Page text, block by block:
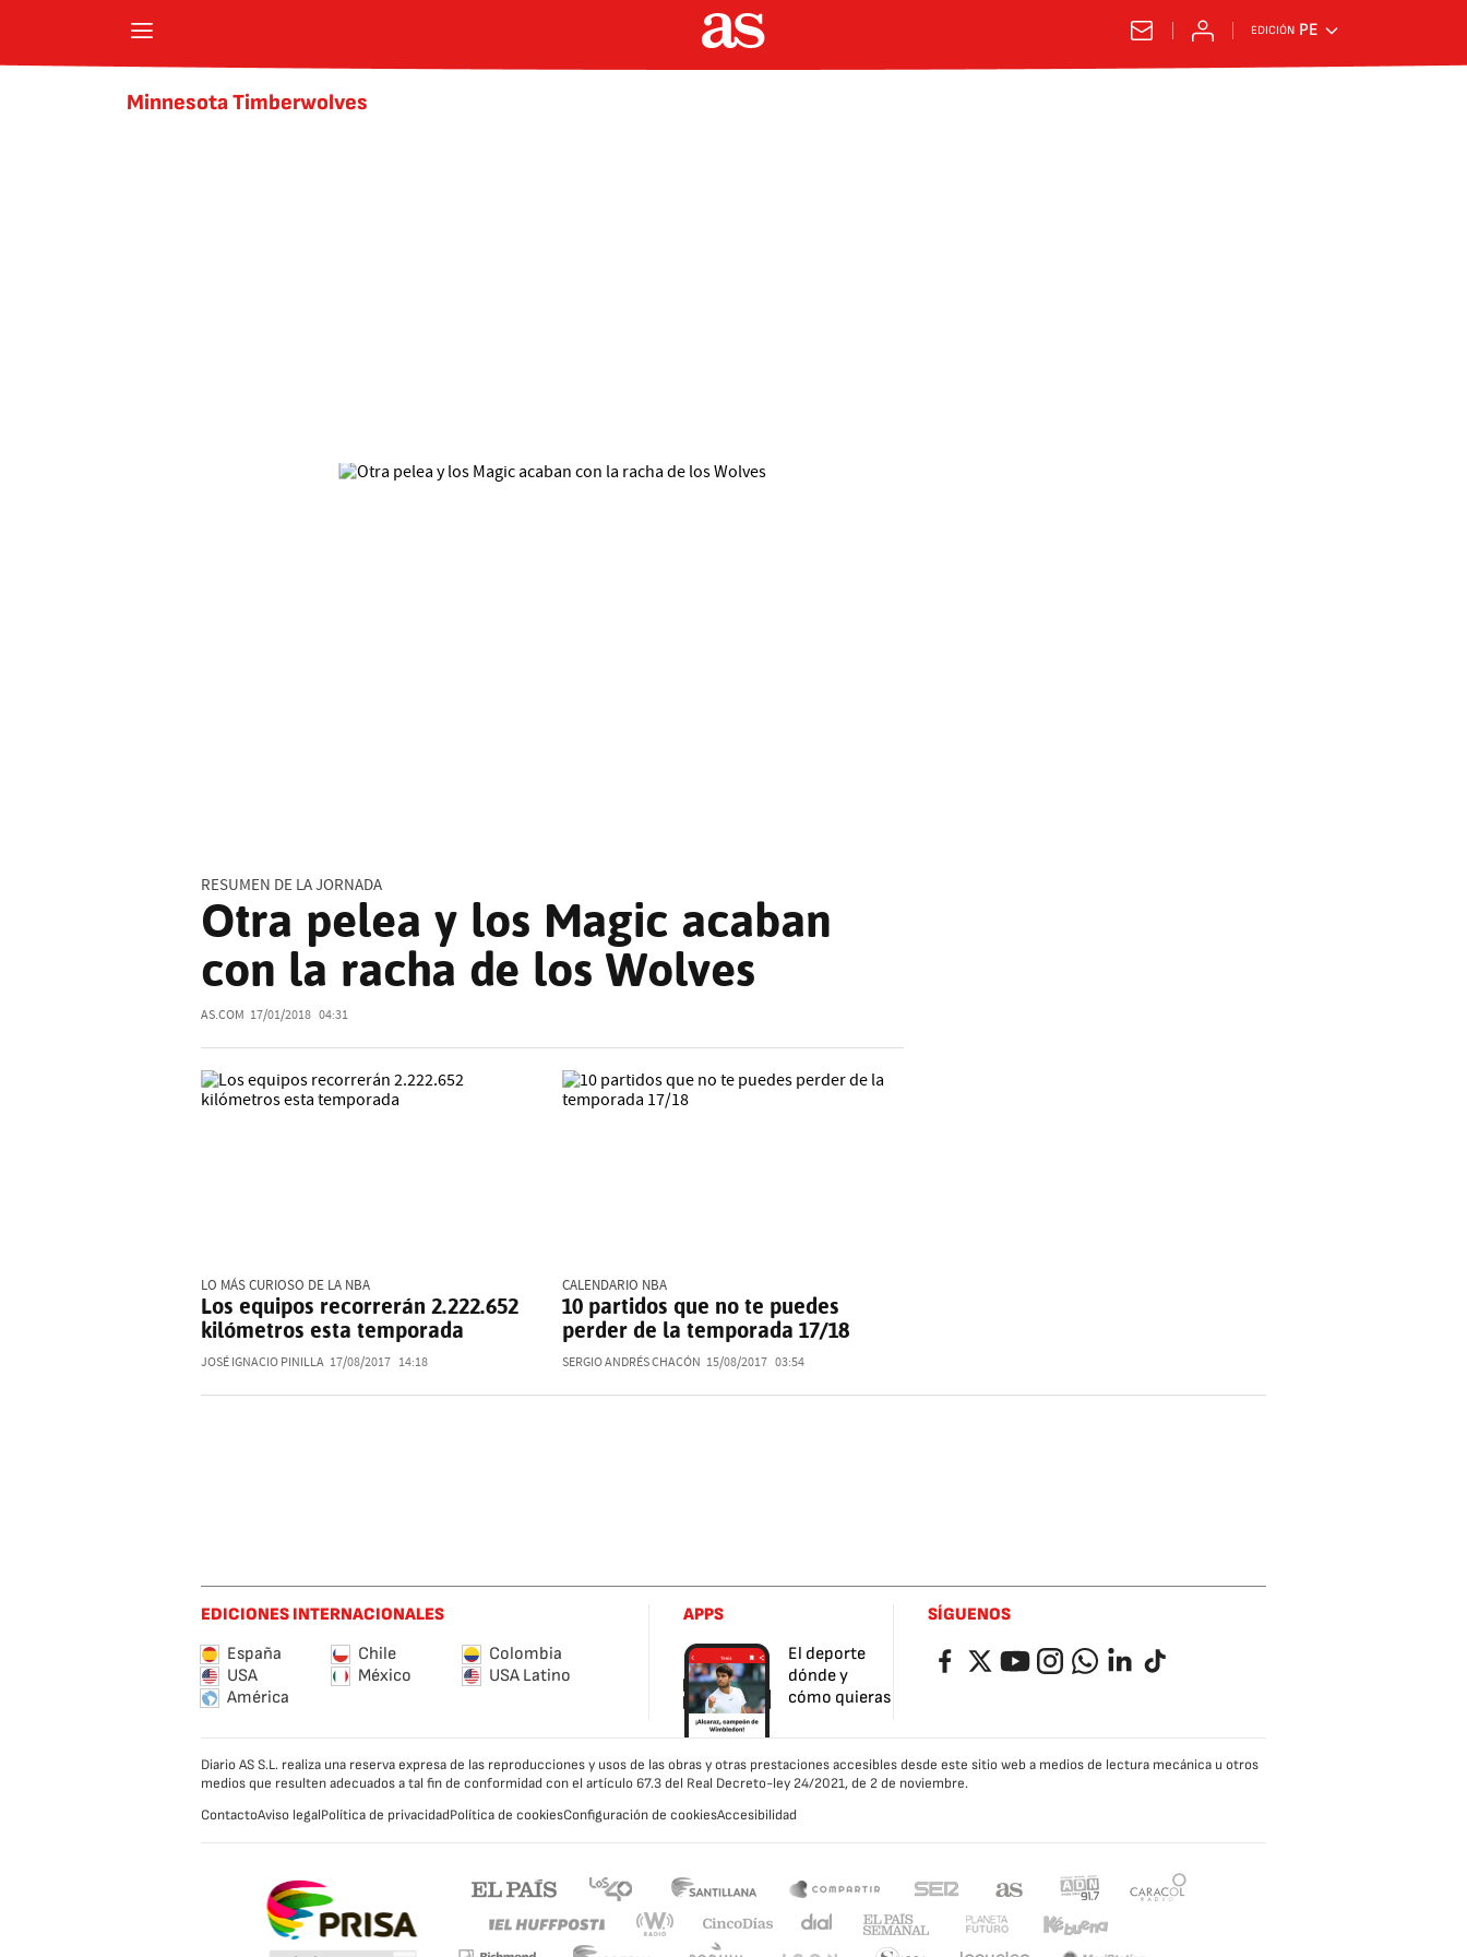
EDICIÓN PE
Minnesota Timberwolves
RESUMEN DE LA JORNADA
Otra pelea y los Magic acaban
con la racha de los Wolves
AS.COM 17/01/2018 04:31
LO MÁS CURIOSO DE LA NBA
Los equipos recorrerán 2.222.652
kilómetros esta temporada
JOSÉ IGNACIO PINILLA 17/08/2017 14:18
CALENDARIO NBA
10 partidos que no te puedes
perder de la temporada 17/18
SERGIO ANDRÉS CHACÓN 15/08/2017 03:54
EDICIONES INTERNACIONALES
España
Chile
Colombia
USA
México
USA Latino
América
APPS
El deporte
dónde y
cómo quieras
SÍGUENOS
FacebookTwitterYouTubeInstagramWhatsappLinkedIn
TikTok
Diario AS S.L. realiza una reserva expresa de las reproducciones y usos de las obras y otras prestaciones accesibles desde este sitio web a medios de lectura mecánica u otros
medios que resulten adecuados a tal fin de conformidad con el artículo 67.3 del Real Decreto-ley 24/2021, de 2 de noviembre.
ContactoAviso legalPolítica de privacidadPolítica de cookiesConfiguración de cookiesAccesibilidad